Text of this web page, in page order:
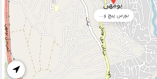
بورس پیچ و...